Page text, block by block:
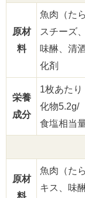
原材
料
魚肉（た
スチーズ
味醂、清
化剤
栄養
成分
1枚あた
化物5.2g/
食塩相当
原材
料
魚肉（た
キス、味